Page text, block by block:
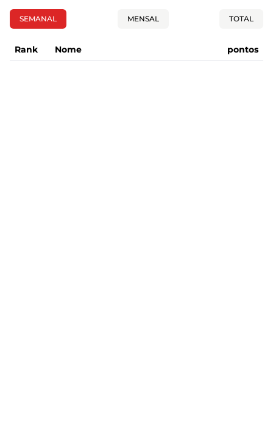
SEMANAL MENSAL TOTAL
Rank Nome pontos